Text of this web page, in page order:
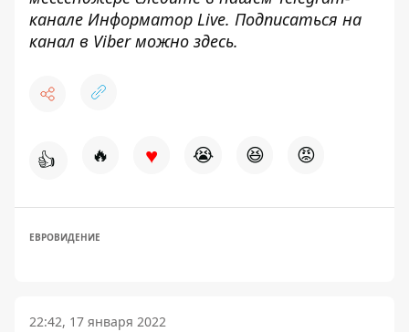
канале Информатор Live. Подписаться на
канал в Viber можно здесь.
👍 🔥 ♥ 😭 😆 😡
ЕВРОВИДЕНИЕ
22:42, 17 января 2022